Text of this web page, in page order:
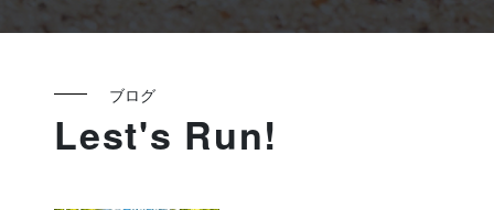
ブログ
Lest's Run!